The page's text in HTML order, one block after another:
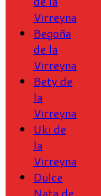
Virreyna
Begoña
de la
Virreyna
Bety de
la
Virreyna
Uki de
la
Virreyna
Dulce
Nata de